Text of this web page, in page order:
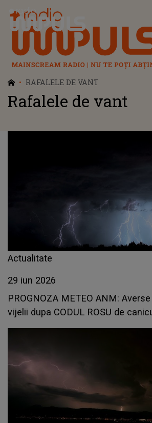
Radio Impuls
RAFALELE DE VANT
Rafalele de vant
Actualitate
29 iun 2026
PROGNOZA METEO ANM:
vijelii dupa CODUL ROSU de